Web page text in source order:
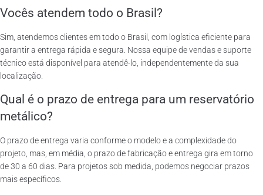
Vocês atendem todo o Brasil?
Sim, atendemos clientes em todo o Brasil, com logística eficiente para
garantir a entrega rápida e segura. Nossa equipe de vendas e suporte
técnico está disponível para atendê-lo, independentemente da sua
localização.
Qual é o prazo de entrega para um reservatório
metálico?
O prazo de entrega varia conforme o modelo e a complexidade do
projeto, mas, em média, o prazo de fabricação e entrega gira em torno
de 30 a 60 dias. Para projetos sob medida, podemos negociar prazos
mais específicos.